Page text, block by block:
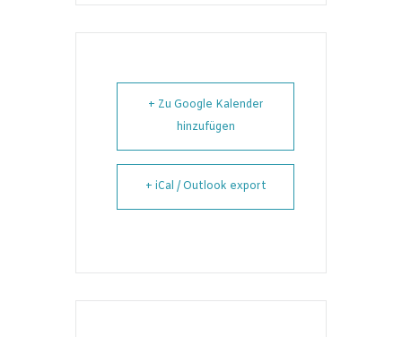
+ Zu Google Kalender
hinzufügen
+ iCal / Outlook export